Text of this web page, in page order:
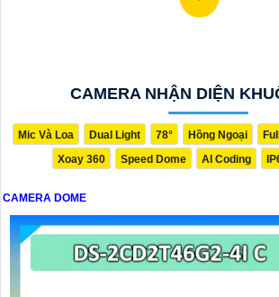
'
CAMERA NHẬN DIỆN
Mic Và Loa Dual Light 78° Hồng Ngoại
Xoay 360
Speed Dome AI Coding
CAMERA DOME